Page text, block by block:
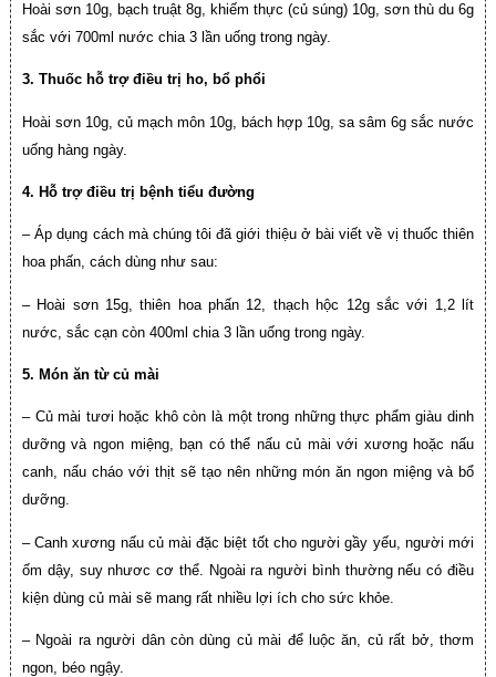
Hoài sơn 10g, bạch truật 8g, khiếm thực (củ súng) 10g, sơn thù du 6g
sắc với 700ml nước chia 3 lần uống trong ngày.
3. Thuốc hỗ trợ điều trị ho, bổ phổi
Hoài sơn 10g, củ mạch môn 10g, bách hợp 10g, sa sâm 6g sắc nước
uống hàng ngày.
4. Hỗ trợ điều trị bệnh tiểu đường
– Áp dụng cách mà chúng tôi đã giới thiệu ở bài viết về vị thuốc thiên
hoa phấn, cách dùng như sau:
– Hoài sơn 15g, thiên hoa phấn 12, thạch hộc 12g sắc với 1,2 lít
nước, sắc cạn còn 400ml chia 3 lần uống trong ngày.
5. Món ăn từ củ mài
– Củ mài tươi hoặc khô còn là một trong những thực phẩm giàu dinh
dưỡng và ngon miệng, bạn có thể nấu củ mài với xương hoặc nấu
canh, nấu cháo với thịt sẽ tạo nên những món ăn ngon miệng và bổ
dưỡng.
– Canh xương nấu củ mài đặc biệt tốt cho người gầy yếu, người mới
ốm dậy, suy nhươc cơ thể. Ngoài ra người bình thường nếu có điều
kiện dùng củ mài sẽ mang rất nhiều lợi ích cho sức khỏe.
– Ngoài ra người dân còn dùng củ mài để luộc ăn, củ rất bở, thơm
ngon, béo ngậy.